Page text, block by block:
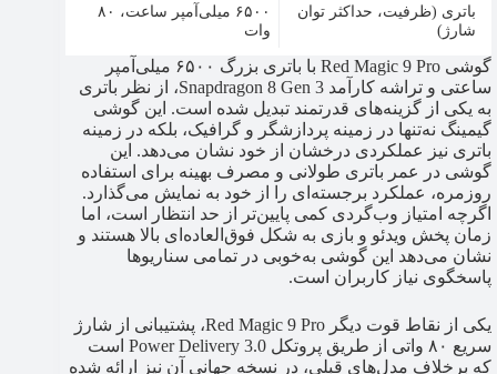
باتری (ظرفیت، حداکثر توان
شارژ)
۶۵۰۰ میلی‌آمپر ساعت، ۸۰
وات
گوشی Red Magic 9 Pro با باتری بزرگ ۶۵۰۰ میلی‌آمپر
ساعتی و تراشه کارآمد Snapdragon 8 Gen 3، از نظر باتری
به یکی از گزینه‌های قدرتمند تبدیل شده است. این گوشی
گیمینگ نه‌تنها در زمینه پردازشگر و گرافیک، بلکه در زمینه
باتری نیز عملکردی درخشان از خود نشان می‌دهد. این
گوشی در عمر باتری طولانی و مصرف بهینه برای استفاده
روزمره، عملکرد برجسته‌ای را از خود به نمایش می‌گذارد.
اگرچه امتیاز وب‌گردی کمی پایین‌تر از حد انتظار است، اما
زمان پخش ویدئو و بازی به شکل فوق‌العاده‌ای بالا هستند و
نشان می‌دهد این گوشی به‌خوبی در تمامی سناریوها
پاسخگوی نیاز کاربران است.
یکی از نقاط قوت دیگر Red Magic 9 Pro، پشتیبانی از شارژ
سریع ۸۰ واتی از طریق پروتکل Power Delivery 3.0 است
که برخلاف مدل‌های قبلی، در نسخه جهانی آن نیز ارائه شده